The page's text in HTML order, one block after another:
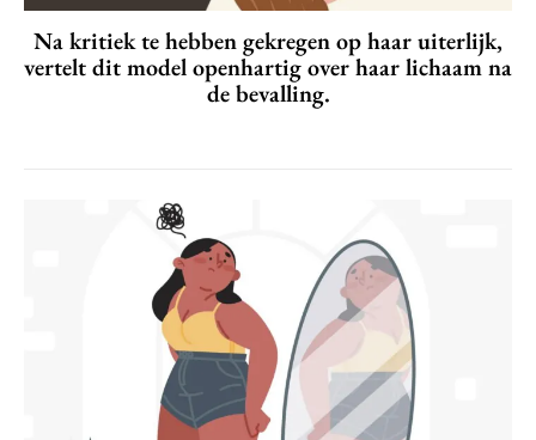
Na kritiek te hebben gekregen op haar uiterlijk,
vertelt dit model openhartig over haar lichaam na
de bevalling.